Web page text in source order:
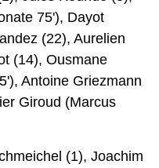
75'), Dayot
(22), Aurelien
(14), Ousmane
Antoine Griezmann
Giroud (Marcus
(1), Joachim